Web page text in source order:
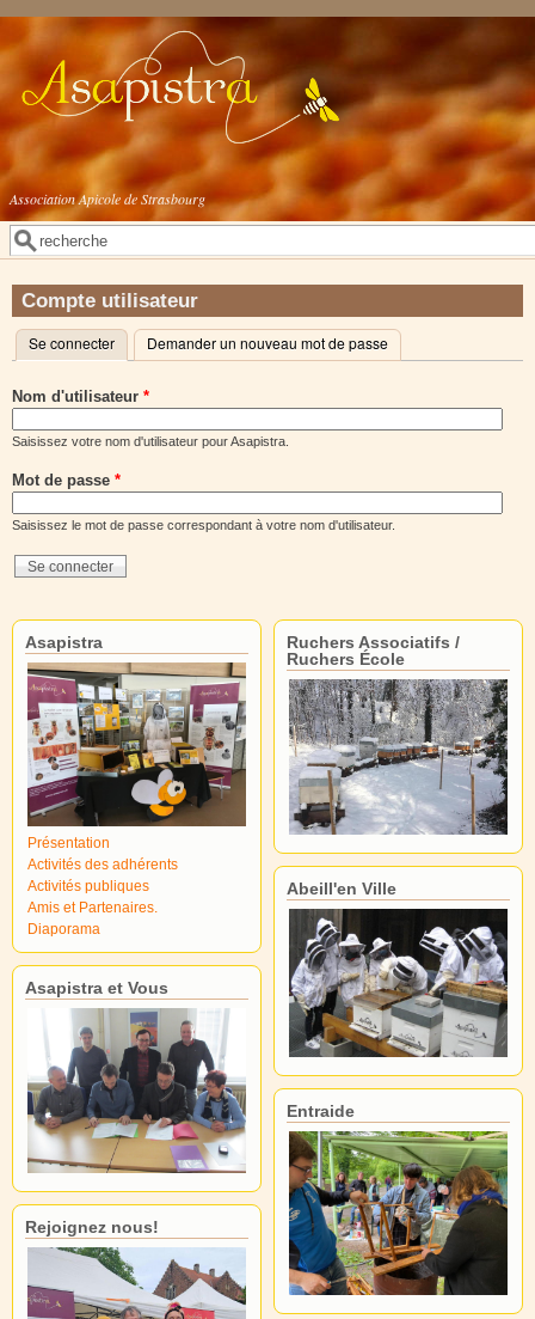
Aller au contenu principal
Association Apicole de Strasbourg
Formulaire de recherche
Rechercher
Compte utilisateur
Onglets principaux
Se connecter (onglet actif)
Demander un nouveau mot de passe
Nom d'utilisateur *
Saisissez votre nom d'utilisateur pour Asapistra.
Mot de passe *
Saisissez le mot de passe correspondant à votre nom d'utilisateur.
Asapistra
Présentation
Activités des adhérents
Activités publiques
Amis et Partenaires.
Diaporama
Asapistra et Vous
Rejoignez nous!
Ruchers Associatifs /
Ruchers École
Abeill'en Ville
Entraide